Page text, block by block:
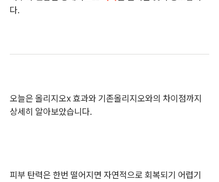
다.
오늘은 올리지오x 효과와 기존올리지오와의 차이점까지
상세히 알아보았습니다.
피부 탄력은 한번 떨어지면 자연적으로 회복되기 어렵기